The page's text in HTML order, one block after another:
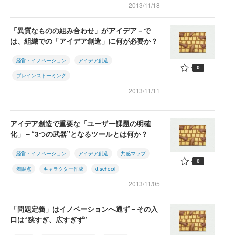
2013/11/18
「異質なものの組み合わせ」がアイデア－で
は、組織での「アイデア創造」に何が必要か？
経営・イノベーション アイデア創造
ブレインストーミング
2013/11/11
0
アイデア創造で重要な「ユーザー課題の明確
化」－“3つの武器”となるツールとは何か？
経営・イノベーション アイデア創造 共感マップ
着眼点 キャラクター作成 d.school
2013/11/05
0
「問題定義」はイノベーションへ通ず－その入
口は“狭すぎ、広すぎず”